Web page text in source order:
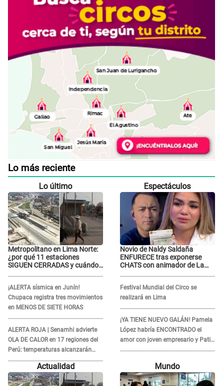
Lo más reciente
Lo último
Metropolitano en Lima Norte:
¿por qué 11 estaciones
SIGUEN CERRADAS y cuándo
¡ALERTA sísmica en Junín!
Chupaca registra tres movimientos
en MENOS DE SIETE HORAS
ALERTA ROJA | Senamhi advierte
OLA DE CALOR en 17 regiones del
Perú: temperaturas alcanzarán
hasta los 37 °C
Espectáculos
Novio de Naldy Saldaña
ENFURECE tras exponerse
CHATS con animador de La
Festival Mundial del Circo se
realizará en Lima
¡YA TIENE NUEVO GALÁN! Pamela
López habría ENCONTRADO el
amor con joven empresario y Pati
Lorena la ECHA en VIVO
Actualidad Mundo